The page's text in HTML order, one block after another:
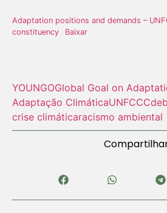
Adaptation positions and demands –
constituency
Baixar
YOUNGOGlobal Goal on
Adaptação ClimáticaUNFCCC
crise climáticaracismo ambiental